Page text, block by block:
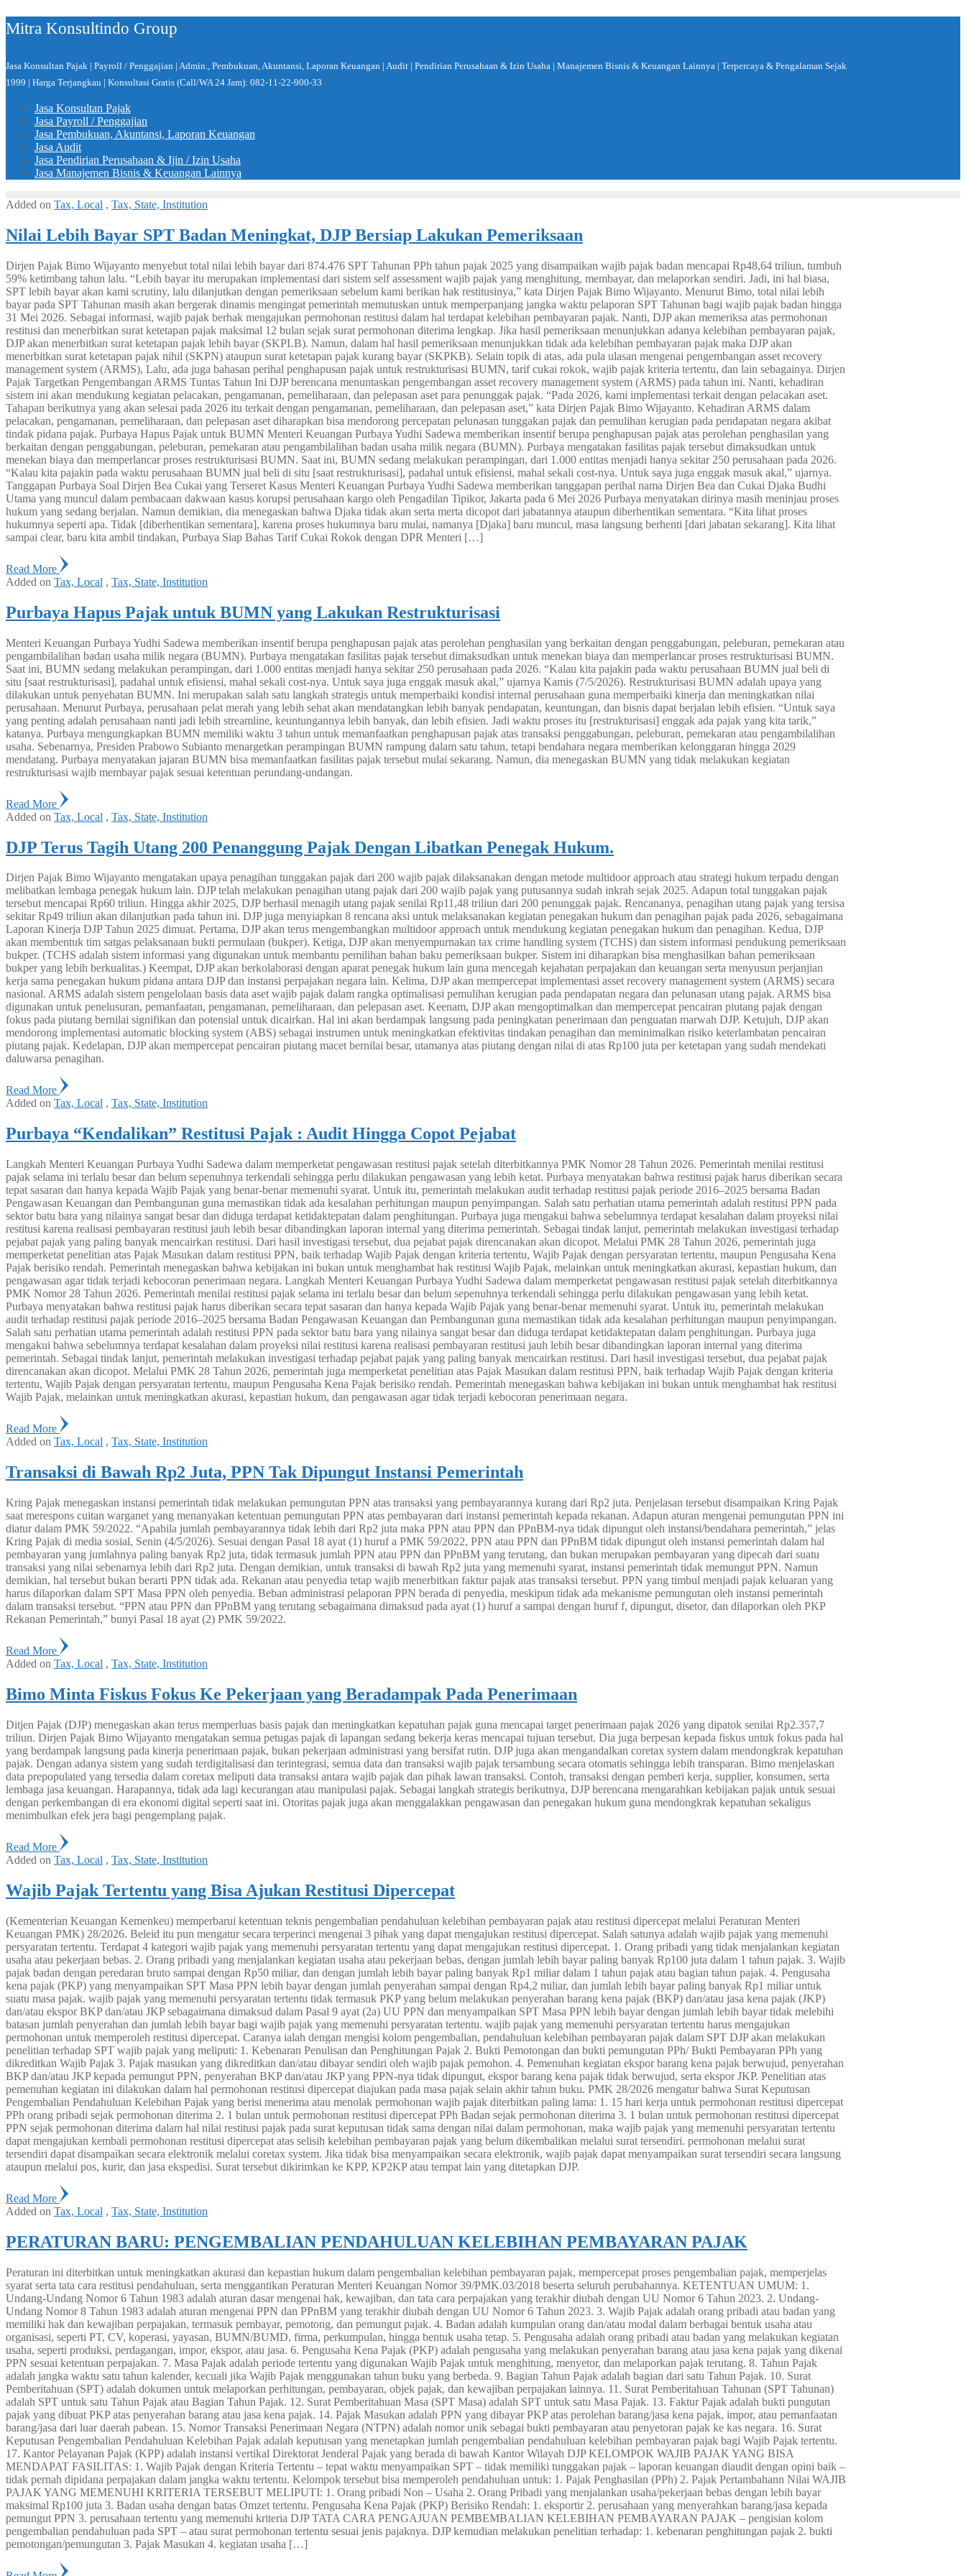
Skip
to
Mitra Konsultindo Group
Jasa Konsultan Pajak | Payroll / Penggajian | Admin., Pembukuan, Akuntansi, Laporan Keuangan | Audit | Pendirian Perusahaan & Izin Usaha | Manajemen Bisnis & Keuangan Lainnya | Terpercaya & Pengalaman Sejak
1999 | Harga Terjangkau | Konsultasi Gratis (Call/WA 24 Jam): 082-11-22-900-33
Jasa Konsultan Pajak
Jasa Payroll / Penggajian
Jasa Pembukuan, Akuntansi, Laporan Keuangan
Jasa Audit
Jasa Pendirian Perusahaan & Ijin / Izin Usaha
Jasa Manajemen Bisnis & Keuangan Lainnya
Added on Tax, Local , Tax, State, Institution
Nilai Lebih Bayar SPT Badan Meningkat, DJP Bersiap Lakukan Pemeriksaan
Dirjen Pajak Bimo Wijayanto menyebut total nilai lebih bayar dari 874.476 SPT Tahunan PPh tahun pajak 2025 yang disampaikan wajib pajak badan mencapai Rp48,64 triliun, tumbuh
59% ketimbang tahun lalu. “Lebih bayar itu merupakan implementasi dari sistem self assessment wajib pajak yang menghitung, membayar, dan melaporkan sendiri. Jadi, ini hal biasa,
SPT lebih bayar akan kami scrutiny, lalu dilanjutkan dengan pemeriksaan sebelum kami berikan hak restitusinya,” kata Dirjen Pajak Bimo Wijayanto. Menurut Bimo, total nilai lebih
bayar pada SPT Tahunan masih akan bergerak dinamis mengingat pemerintah memutuskan untuk memperpanjang jangka waktu pelaporan SPT Tahunan bagi wajib pajak badan hingga
31 Mei 2026. Sebagai informasi, wajib pajak berhak mengajukan permohonan restitusi dalam hal terdapat kelebihan pembayaran pajak. Nanti, DJP akan memeriksa atas permohonan
restitusi dan menerbitkan surat ketetapan pajak maksimal 12 bulan sejak surat permohonan diterima lengkap. Jika hasil pemeriksaan menunjukkan adanya kelebihan pembayaran pajak,
DJP akan menerbitkan surat ketetapan pajak lebih bayar (SKPLB). Namun, dalam hal hasil pemeriksaan menunjukkan tidak ada kelebihan pembayaran pajak maka DJP akan
menerbitkan surat ketetapan pajak nihil (SKPN) ataupun surat ketetapan pajak kurang bayar (SKPKB). Selain topik di atas, ada pula ulasan mengenai pengembangan asset recovery
management system (ARMS), Lalu, ada juga bahasan perihal penghapusan pajak untuk restrukturisasi BUMN, tarif cukai rokok, wajib pajak kriteria tertentu, dan lain sebagainya. Dirjen
Pajak Targetkan Pengembangan ARMS Tuntas Tahun Ini DJP berencana menuntaskan pengembangan asset recovery management system (ARMS) pada tahun ini. Nanti, kehadiran
sistem ini akan mendukung kegiatan pelacakan, pengamanan, pemeliharaan, dan pelepasan aset para penunggak pajak. “Pada 2026, kami implementasi terkait dengan pelacakan aset.
Tahapan berikutnya yang akan selesai pada 2026 itu terkait dengan pengamanan, pemeliharaan, dan pelepasan aset,” kata Dirjen Pajak Bimo Wijayanto. Kehadiran ARMS dalam
pelacakan, pengamanan, pemeliharaan, dan pelepasan aset diharapkan bisa mendorong percepatan pelunasan tunggakan pajak dan pemulihan kerugian pada pendapatan negara akibat
tindak pidana pajak. Purbaya Hapus Pajak untuk BUMN Menteri Keuangan Purbaya Yudhi Sadewa memberikan insentif berupa penghapusan pajak atas perolehan penghasilan yang
berkaitan dengan penggabungan, peleburan, pemekaran atau pengambilalihan badan usaha milik negara (BUMN). Purbaya mengatakan fasilitas pajak tersebut dimaksudkan untuk
menekan biaya dan memperlancar proses restrukturisasi BUMN. Saat ini, BUMN sedang melakukan perampingan, dari 1.000 entitas menjadi hanya sekitar 250 perusahaan pada 2026.
“Kalau kita pajakin pada waktu perusahaan BUMN jual beli di situ [saat restrukturisasi], padahal untuk efisiensi, mahal sekali cost-nya. Untuk saya juga enggak masuk akal,” ujarnya.
Tanggapan Purbaya Soal Dirjen Bea Cukai yang Terseret Kasus Menteri Keuangan Purbaya Yudhi Sadewa memberikan tanggapan perihal nama Dirjen Bea dan Cukai Djaka Budhi
Utama yang muncul dalam pembacaan dakwaan kasus korupsi perusahaan kargo oleh Pengadilan Tipikor, Jakarta pada 6 Mei 2026 Purbaya menyatakan dirinya masih meninjau proses
hukum yang sedang berjalan. Namun demikian, dia menegaskan bahwa Djaka tidak akan serta merta dicopot dari jabatannya ataupun diberhentikan sementara. “Kita lihat proses
hukumnya seperti apa. Tidak [diberhentikan sementara], karena proses hukumnya baru mulai, namanya [Djaka] baru muncul, masa langsung berhenti [dari jabatan sekarang]. Kita lihat
sampai clear, baru kita ambil tindakan, Purbaya Siap Bahas Tarif Cukai Rokok dengan DPR Menteri […]
Read More
Added on Tax, Local , Tax, State, Institution
Purbaya Hapus Pajak untuk BUMN yang Lakukan Restrukturisasi
Menteri Keuangan Purbaya Yudhi Sadewa memberikan insentif berupa penghapusan pajak atas perolehan penghasilan yang berkaitan dengan penggabungan, peleburan, pemekaran atau
pengambilalihan badan usaha milik negara (BUMN). Purbaya mengatakan fasilitas pajak tersebut dimaksudkan untuk menekan biaya dan memperlancar proses restrukturisasi BUMN.
Saat ini, BUMN sedang melakukan perampingan, dari 1.000 entitas menjadi hanya sekitar 250 perusahaan pada 2026. “Kalau kita pajakin pada waktu perusahaan BUMN jual beli di
situ [saat restrukturisasi], padahal untuk efisiensi, mahal sekali cost-nya. Untuk saya juga enggak masuk akal,” ujarnya Kamis (7/5/2026). Restrukturisasi BUMN adalah upaya yang
dilakukan untuk penyehatan BUMN. Ini merupakan salah satu langkah strategis untuk memperbaiki kondisi internal perusahaan guna memperbaiki kinerja dan meningkatkan nilai
perusahaan. Menurut Purbaya, perusahaan pelat merah yang lebih sehat akan mendatangkan lebih banyak pendapatan, keuntungan, dan bisnis dapat berjalan lebih efisien. “Untuk saya
yang penting adalah perusahaan nanti jadi lebih streamline, keuntungannya lebih banyak, dan lebih efisien. Jadi waktu proses itu [restrukturisasi] enggak ada pajak yang kita tarik,”
katanya. Purbaya mengungkapkan BUMN memiliki waktu 3 tahun untuk memanfaatkan penghapusan pajak atas transaksi penggabungan, peleburan, pemekaran atau pengambilalihan
usaha. Sebenarnya, Presiden Prabowo Subianto menargetkan perampingan BUMN rampung dalam satu tahun, tetapi bendahara negara memberikan kelonggaran hingga 2029
mendatang. Purbaya menyatakan jajaran BUMN bisa memanfaatkan fasilitas pajak tersebut mulai sekarang. Namun, dia menegaskan BUMN yang tidak melakukan kegiatan
restrukturisasi wajib membayar pajak sesuai ketentuan perundang-undangan.
Read More
Added on Tax, Local , Tax, State, Institution
DJP Terus Tagih Utang 200 Penanggung Pajak Dengan Libatkan Penegak Hukum.
Dirjen Pajak Bimo Wijayanto mengatakan upaya penagihan tunggakan pajak dari 200 wajib pajak dilaksanakan dengan metode multidoor approach atau strategi hukum terpadu dengan
melibatkan lembaga penegak hukum lain. DJP telah melakukan penagihan utang pajak dari 200 wajib pajak yang putusannya sudah inkrah sejak 2025. Adapun total tunggakan pajak
tersebut mencapai Rp60 triliun. Hingga akhir 2025, DJP berhasil menagih utang pajak senilai Rp11,48 triliun dari 200 penunggak pajak. Rencananya, penagihan utang pajak yang tersisa
sekitar Rp49 triliun akan dilanjutkan pada tahun ini. DJP juga menyiapkan 8 rencana aksi untuk melaksanakan kegiatan penegakan hukum dan penagihan pajak pada 2026, sebagaimana
Laporan Kinerja DJP Tahun 2025 dimuat. Pertama, DJP akan terus mengembangkan multidoor approach untuk mendukung kegiatan penegakan hukum dan penagihan. Kedua, DJP
akan membentuk tim satgas pelaksanaan bukti permulaan (bukper). Ketiga, DJP akan menyempurnakan tax crime handling system (TCHS) dan sistem informasi pendukung pemeriksaan
bukper. (TCHS adalah sistem informasi yang digunakan untuk membantu pemilihan bahan baku pemeriksaan bukper. Sistem ini diharapkan bisa menghasilkan bahan pemeriksaan
bukper yang lebih berkualitas.) Keempat, DJP akan berkolaborasi dengan aparat penegak hukum lain guna mencegah kejahatan perpajakan dan keuangan serta menyusun perjanjian
kerja sama penegakan hukum pidana antara DJP dan instansi perpajakan negara lain. Kelima, DJP akan mempercepat implementasi asset recovery management system (ARMS) secara
nasional. ARMS adalah sistem pengelolaan basis data aset wajib pajak dalam rangka optimalisasi pemulihan kerugian pada pendapatan negara dan pelunasan utang pajak. ARMS bisa
digunakan untuk penelusuran, pemanfaatan, pengamanan, pemeliharaan, dan pelepasan aset. Keenam, DJP akan mengoptimalkan dan mempercepat pencairan piutang pajak dengan
fokus pada piutang bernilai signifikan dan potensial untuk dicairkan. Hal ini akan berdampak langsung pada peningkatan penerimaan dan penguatan marwah DJP. Ketujuh, DJP akan
mendorong implementasi automatic blocking system (ABS) sebagai instrumen untuk meningkatkan efektivitas tindakan penagihan dan meminimalkan risiko keterlambatan pencairan
piutang pajak. Kedelapan, DJP akan mempercepat pencairan piutang macet bernilai besar, utamanya atas piutang dengan nilai di atas Rp100 juta per ketetapan yang sudah mendekati
daluwarsa penagihan.
Read More
Added on Tax, Local , Tax, State, Institution
Purbaya “Kendalikan” Restitusi Pajak : Audit Hingga Copot Pejabat
Langkah Menteri Keuangan Purbaya Yudhi Sadewa dalam memperketat pengawasan restitusi pajak setelah diterbitkannya PMK Nomor 28 Tahun 2026. Pemerintah menilai restitusi
pajak selama ini terlalu besar dan belum sepenuhnya terkendali sehingga perlu dilakukan pengawasan yang lebih ketat. Purbaya menyatakan bahwa restitusi pajak harus diberikan secara
tepat sasaran dan hanya kepada Wajib Pajak yang benar-benar memenuhi syarat. Untuk itu, pemerintah melakukan audit terhadap restitusi pajak periode 2016–2025 bersama Badan
Pengawasan Keuangan dan Pembangunan guna memastikan tidak ada kesalahan perhitungan maupun penyimpangan. Salah satu perhatian utama pemerintah adalah restitusi PPN pada
sektor batu bara yang nilainya sangat besar dan diduga terdapat ketidaktepatan dalam penghitungan. Purbaya juga mengakui bahwa sebelumnya terdapat kesalahan dalam proyeksi nilai
restitusi karena realisasi pembayaran restitusi jauh lebih besar dibandingkan laporan internal yang diterima pemerintah. Sebagai tindak lanjut, pemerintah melakukan investigasi terhadap
pejabat pajak yang paling banyak mencairkan restitusi. Dari hasil investigasi tersebut, dua pejabat pajak direncanakan akan dicopot. Melalui PMK 28 Tahun 2026, pemerintah juga
memperketat penelitian atas Pajak Masukan dalam restitusi PPN, baik terhadap Wajib Pajak dengan kriteria tertentu, Wajib Pajak dengan persyaratan tertentu, maupun Pengusaha Kena
Pajak berisiko rendah. Pemerintah menegaskan bahwa kebijakan ini bukan untuk menghambat hak restitusi Wajib Pajak, melainkan untuk meningkatkan akurasi, kepastian hukum, dan
pengawasan agar tidak terjadi kebocoran penerimaan negara. Langkah Menteri Keuangan Purbaya Yudhi Sadewa dalam memperketat pengawasan restitusi pajak setelah diterbitkannya
PMK Nomor 28 Tahun 2026. Pemerintah menilai restitusi pajak selama ini terlalu besar dan belum sepenuhnya terkendali sehingga perlu dilakukan pengawasan yang lebih ketat.
Purbaya menyatakan bahwa restitusi pajak harus diberikan secara tepat sasaran dan hanya kepada Wajib Pajak yang benar-benar memenuhi syarat. Untuk itu, pemerintah melakukan
audit terhadap restitusi pajak periode 2016–2025 bersama Badan Pengawasan Keuangan dan Pembangunan guna memastikan tidak ada kesalahan perhitungan maupun penyimpangan.
Salah satu perhatian utama pemerintah adalah restitusi PPN pada sektor batu bara yang nilainya sangat besar dan diduga terdapat ketidaktepatan dalam penghitungan. Purbaya juga
mengakui bahwa sebelumnya terdapat kesalahan dalam proyeksi nilai restitusi karena realisasi pembayaran restitusi jauh lebih besar dibandingkan laporan internal yang diterima
pemerintah. Sebagai tindak lanjut, pemerintah melakukan investigasi terhadap pejabat pajak yang paling banyak mencairkan restitusi. Dari hasil investigasi tersebut, dua pejabat pajak
direncanakan akan dicopot. Melalui PMK 28 Tahun 2026, pemerintah juga memperketat penelitian atas Pajak Masukan dalam restitusi PPN, baik terhadap Wajib Pajak dengan kriteria
tertentu, Wajib Pajak dengan persyaratan tertentu, maupun Pengusaha Kena Pajak berisiko rendah. Pemerintah menegaskan bahwa kebijakan ini bukan untuk menghambat hak restitusi
Wajib Pajak, melainkan untuk meningkatkan akurasi, kepastian hukum, dan pengawasan agar tidak terjadi kebocoran penerimaan negara.
Read More
Added on Tax, Local , Tax, State, Institution
Transaksi di Bawah Rp2 Juta, PPN Tak Dipungut Instansi Pemerintah
Kring Pajak menegaskan instansi pemerintah tidak melakukan pemungutan PPN atas transaksi yang pembayarannya kurang dari Rp2 juta. Penjelasan tersebut disampaikan Kring Pajak
saat merespons cuitan warganet yang menanyakan ketentuan pemungutan PPN atas pembayaran dari instansi pemerintah kepada rekanan. Adapun aturan mengenai pemungutan PPN ini
diatur dalam PMK 59/2022. “Apabila jumlah pembayarannya tidak lebih dari Rp2 juta maka PPN atau PPN dan PPnBM-nya tidak dipungut oleh instansi/bendahara pemerintah,” jelas
Kring Pajak di media sosial, Senin (4/5/2026). Sesuai dengan Pasal 18 ayat (1) huruf a PMK 59/2022, PPN atau PPN dan PPnBM tidak dipungut oleh instansi pemerintah dalam hal
pembayaran yang jumlahnya paling banyak Rp2 juta, tidak termasuk jumlah PPN atau PPN dan PPnBM yang terutang, dan bukan merupakan pembayaran yang dipecah dari suatu
transaksi yang nilai sebenarnya lebih dari Rp2 juta. Dengan demikian, untuk transaksi di bawah Rp2 juta yang memenuhi syarat, instansi pemerintah tidak memungut PPN. Namun
demikian, hal tersebut bukan berarti PPN tidak ada. Rekanan atau penyedia tetap wajib menerbitkan faktur pajak atas transaksi tersebut. PPN yang timbul menjadi pajak keluaran yang
harus dilaporkan dalam SPT Masa PPN oleh penyedia. Beban administrasi pelaporan PPN berada di penyedia, meskipun tidak ada mekanisme pemungutan oleh instansi pemerintah
dalam transaksi tersebut. “PPN atau PPN dan PPnBM yang terutang sebagaimana dimaksud pada ayat (1) huruf a sampai dengan huruf f, dipungut, disetor, dan dilaporkan oleh PKP
Rekanan Pemerintah,” bunyi Pasal 18 ayat (2) PMK 59/2022.
Read More
Added on Tax, Local , Tax, State, Institution
Bimo Minta Fiskus Fokus Ke Pekerjaan yang Beradampak Pada Penerimaan
Ditjen Pajak (DJP) menegaskan akan terus memperluas basis pajak dan meningkatkan kepatuhan pajak guna mencapai target penerimaan pajak 2026 yang dipatok senilai Rp2.357,7
triliun. Dirjen Pajak Bimo Wijayanto mengatakan semua petugas pajak di lapangan sedang bekerja keras mencapai tujuan tersebut. Dia juga berpesan kepada fiskus untuk fokus pada hal
yang berdampak langsung pada kinerja penerimaan pajak, bukan pekerjaan administrasi yang bersifat rutin. DJP juga akan mengandalkan coretax system dalam mendongkrak kepatuhan
pajak. Dengan adanya sistem yang sudah terdigitalisasi dan terintegrasi, semua data dan transaksi wajib pajak tersambung secara otomatis sehingga lebih transparan. Bimo menjelaskan
data prepopulated yang tersedia dalam coretax meliputi data transaksi antara wajib pajak dan pihak lawan transaksi. Contoh, transaksi dengan pemberi kerja, supplier, konsumen, serta
lembaga jasa keuangan. Harapannya, tidak ada lagi kecurangan atau manipulasi pajak. Sebagai langkah strategis berikutnya, DJP berencana mengarahkan kebijakan pajak untuk sesuai
dengan perkembangan di era ekonomi digital seperti saat ini. Otoritas pajak juga akan menggalakkan pengawasan dan penegakan hukum guna mendongkrak kepatuhan sekaligus
menimbulkan efek jera bagi pengemplang pajak.
Read More
Added on Tax, Local , Tax, State, Institution
Wajib Pajak Tertentu yang Bisa Ajukan Restitusi Dipercepat
(Kementerian Keuangan Kemenkeu) memperbarui ketentuan teknis pengembalian pendahuluan kelebihan pembayaran pajak atau restitusi dipercepat melalui Peraturan Menteri
Keuangan PMK) 28/2026. Beleid itu pun mengatur secara terperinci mengenai 3 pihak yang dapat mengajukan restitusi dipercepat. Salah satunya adalah wajib pajak yang memenuhi
persyaratan tertentu. Terdapat 4 kategori wajib pajak yang memenuhi persyaratan tertentu yang dapat mengajukan restitusi dipercepat. 1. Orang pribadi yang tidak menjalankan kegiatan
usaha atau pekerjaan bebas. 2. Orang pribadi yang menjalankan kegiatan usaha atau pekerjaan bebas, dengan jumlah lebih bayar paling banyak Rp100 juta dalam 1 tahun pajak. 3. Wajib
pajak badan dengan peredaran bruto sampai dengan Rp50 miliar, dan dengan jumlah lebih bayar paling banyak Rp1 miliar dalam 1 tahun pajak atau bagian tahun pajak. 4. Pengusaha
kena pajak (PKP) yang menyampaikan SPT Masa PPN lebih bayar dengan jumlah penyerahan sampai dengan Rp4,2 miliar, dan jumlah lebih bayar paling banyak Rp1 miliar untuk
suatu masa pajak. wajib pajak yang memenuhi persyaratan tertentu tidak termasuk PKP yang belum melakukan penyerahan barang kena pajak (BKP) dan/atau jasa kena pajak (JKP)
dan/atau ekspor BKP dan/atau JKP sebagaimana dimaksud dalam Pasal 9 ayat (2a) UU PPN dan menyampaikan SPT Masa PPN lebih bayar dengan jumlah lebih bayar tidak melebihi
batasan jumlah penyerahan dan jumlah lebih bayar bagi wajib pajak yang memenuhi persyaratan tertentu. wajib pajak yang memenuhi persyaratan tertentu harus mengajukan
permohonan untuk memperoleh restitusi dipercepat. Caranya ialah dengan mengisi kolom pengembalian, pendahuluan kelebihan pembayaran pajak dalam SPT DJP akan melakukan
penelitian terhadap SPT wajib pajak yang meliputi: 1. Kebenaran Penulisan dan Penghitungan Pajak 2. Bukti Pemotongan dan bukti pemungutan PPh/ Bukti Pembayaran PPh yang
dikreditkan Wajib Pajak 3. Pajak masukan yang dikreditkan dan/atau dibayar sendiri oleh wajib pajak pemohon. 4. Pemenuhan kegiatan ekspor barang kena pajak berwujud, penyerahan
BKP dan/atau JKP kepada pemungut PPN, penyerahan BKP dan/atau JKP yang PPN-nya tidak dipungut, ekspor barang kena pajak tidak berwujud, serta ekspor JKP. Penelitian atas
pemenuhan kegiatan ini dilakukan dalam hal permohonan restitusi dipercepat diajukan pada masa pajak selain akhir tahun buku. PMK 28/2026 mengatur bahwa Surat Keputusan
Pengembalian Pendahuluan Kelebihan Pajak yang berisi menerima atau menolak permohonan wajib pajak diterbitkan paling lama: 1. 15 hari kerja untuk permohonan restitusi dipercepat
PPh orang pribadi sejak permohonan diterima 2. 1 bulan untuk permohonan restitusi dipercepat PPh Badan sejak permohonan diterima 3. 1 bulan untuk permohonan restitusi dipercepat
PPN sejak permohonan diterima dalam hal nilai restitusi pajak pada surat keputusan tidak sama dengan nilai dalam permohonan, maka wajib pajak yang memenuhi persyaratan tertentu
dapat mengajukan kembali permohonan restitusi dipercepat atas selisih kelebihan pembayaran pajak yang belum dikembalikan melalui surat tersendiri. permohonan melalui surat
tersendiri dapat disampaikan secara elektronik melalui coretax system. Jika tidak bisa menyampaikan secara elektronik, wajib pajak dapat menyampaikan surat tersendiri secara langsung
ataupun melalui pos, kurir, dan jasa ekspedisi. Surat tersebut dikirimkan ke KPP, KP2KP atau tempat lain yang ditetapkan DJP.
Read More
Added on Tax, Local , Tax, State, Institution
PERATURAN BARU: PENGEMBALIAN PENDAHULUAN KELEBIHAN PEMBAYARAN PAJAK
Peraturan ini diterbitkan untuk meningkatkan akurasi dan kepastian hukum dalam pengembalian kelebihan pembayaran pajak, mempercepat proses pengembalian pajak, memperjelas
syarat serta tata cara restitusi pendahuluan, serta menggantikan Peraturan Menteri Keuangan Nomor 39/PMK.03/2018 beserta seluruh perubahannya. KETENTUAN UMUM: 1.
Undang-Undang Nomor 6 Tahun 1983 adalah aturan dasar mengenai hak, kewajiban, dan tata cara perpajakan yang terakhir diubah dengan UU Nomor 6 Tahun 2023. 2. Undang-
Undang Nomor 8 Tahun 1983 adalah aturan mengenai PPN dan PPnBM yang terakhir diubah dengan UU Nomor 6 Tahun 2023. 3. Wajib Pajak adalah orang pribadi atau badan yang
memiliki hak dan kewajiban perpajakan, termasuk pembayar, pemotong, dan pemungut pajak. 4. Badan adalah kumpulan orang dan/atau modal dalam berbagai bentuk usaha atau
organisasi, seperti PT, CV, koperasi, yayasan, BUMN/BUMD, firma, perkumpulan, hingga bentuk usaha tetap. 5. Pengusaha adalah orang pribadi atau badan yang melakukan kegiatan
usaha, seperti produksi, perdagangan, impor, ekspor, atau jasa. 6. Pengusaha Kena Pajak (PKP) adalah pengusaha yang melakukan penyerahan barang atau jasa kena pajak yang dikenai
PPN sesuai ketentuan perpajakan. 7. Masa Pajak adalah periode tertentu yang digunakan Wajib Pajak untuk menghitung, menyetor, dan melaporkan pajak terutang. 8. Tahun Pajak
adalah jangka waktu satu tahun kalender, kecuali jika Wajib Pajak menggunakan tahun buku yang berbeda. 9. Bagian Tahun Pajak adalah bagian dari satu Tahun Pajak. 10. Surat
Pemberitahuan (SPT) adalah dokumen untuk melaporkan perhitungan, pembayaran, objek pajak, dan kewajiban perpajakan lainnya. 11. Surat Pemberitahuan Tahunan (SPT Tahunan)
adalah SPT untuk satu Tahun Pajak atau Bagian Tahun Pajak. 12. Surat Pemberitahuan Masa (SPT Masa) adalah SPT untuk satu Masa Pajak. 13. Faktur Pajak adalah bukti pungutan
pajak yang dibuat PKP atas penyerahan barang atau jasa kena pajak. 14. Pajak Masukan adalah PPN yang dibayar PKP atas perolehan barang/jasa kena pajak, impor, atau pemanfaatan
barang/jasa dari luar daerah pabean. 15. Nomor Transaksi Penerimaan Negara (NTPN) adalah nomor unik sebagai bukti pembayaran atau penyetoran pajak ke kas negara. 16. Surat
Keputusan Pengembalian Pendahuluan Kelebihan Pajak adalah keputusan yang menetapkan jumlah pengembalian pendahuluan kelebihan pembayaran pajak bagi Wajib Pajak tertentu.
17. Kantor Pelayanan Pajak (KPP) adalah instansi vertikal Direktorat Jenderal Pajak yang berada di bawah Kantor Wilayah DJP KELOMPOK WAJIB PAJAK YANG BISA
MENDAPAT FASILITAS: 1. Wajib Pajak dengan Kriteria Tertentu – tepat waktu menyampaikan SPT – tidak memiliki tunggakan pajak – laporan keuangan diaudit dengan opini baik –
tidak pernah dipidana perpajakan dalam jangka waktu tertentu. Kelompok tersebut bisa memperoleh pendahuluan untuk: 1. Pajak Penghasilan (PPh) 2. Pajak Pertambahann Nilai WAJIB
PAJAK YANG MEMENUHI KRITERIA TERSEBUT MELIPUTI: 1. Orang pribadi Non – Usaha 2. Orang Pribadi yang menjalankan usaha/pekerjaan bebas dengan lebih bayar
maksimal Rp100 juta 3. Badan usaha dengan batas Omzet tertentu. Pengusaha Kena Pajak (PKP) Berisiko Rendah: 1. eksportir 2. perusahaan yang menyerahkan barang/jasa kepada
pemungut PPN 3. perusahaan tertentu yang memenuhi kriteria DJP TATA CARA PENGAJUAN PEMBEMBALIAN KELEBIHAN PEMBAYARAN PAJAK – pengisian kolom
pengembalian pendahuluan pada SPT – atau surat permohonan tertentu sesuai jenis pajaknya. DJP kemudian melakukan penelitian terhadap: 1. kebenaran penghitungan pajak 2. bukti
pemotongan/pemungutan 3. Pajak Masukan 4. kegiatan usaha […]